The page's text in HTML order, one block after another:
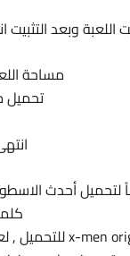
اللعبة وبعد
مساحة اللعبة 4.3 جيجا
لتحميل أحدث